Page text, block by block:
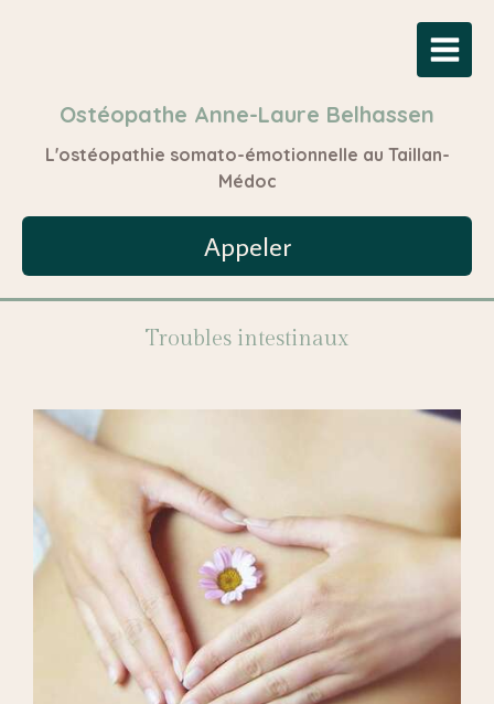
Ostéopathe Anne-Laure Belhassen
L'ostéopathie somato-émotionnelle au Taillan-
Médoc
Appeler
Troubles intestinaux